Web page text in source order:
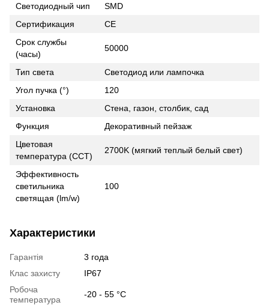
Светодиодный чип
SMD
Сертификация
CE
Срок службы
(часы)
50000
Тип света
Светодиод или лампочка
Угол пучка (°)
120
Установка
Стена, газон, столбик, сад
Функция
Декоративный пейзаж
Цветовая
температура (CCT)
2700K (мягкий теплый белый свет)
Эффективность
светильника
светящая (lm/w)
100
Характеристики
Гарантія
3 года
Клас захисту
IP67
Робоча
температура
-20 - 55 °С